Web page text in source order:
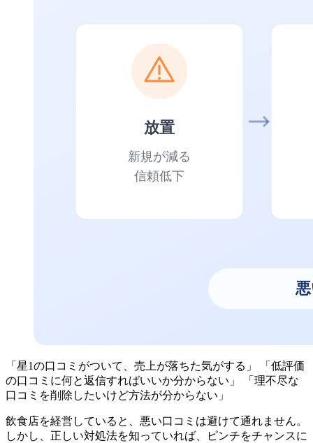
「星1の口コミがついて、売上が落ちた気がする」 「低評価
の口コミに何と返信すればいいか分からない」 「理不尽な
口コミを削除したいけど方法が分からない」
飲食店を経営していると、悪い口コミは避けて通れません。
しかし、正しい対処法を知っていれば、ピンチをチャンスに